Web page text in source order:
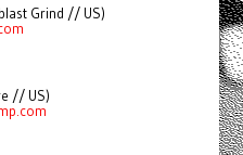
Grind // US)
// US)